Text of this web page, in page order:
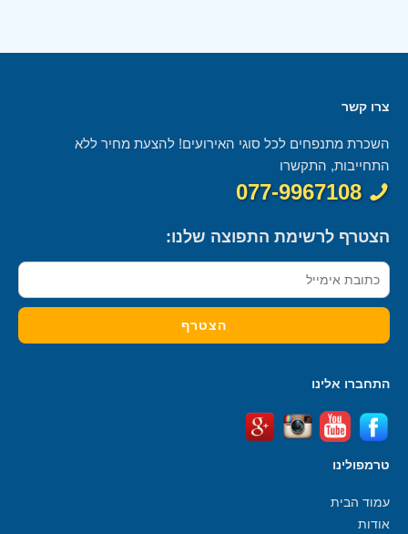
צרו קשר
השכרת מתנפחים לכל סוגי האירועים! להצעת מחיר ללא
התחייבות, התקשרו
077-9967108
הצטרף לרשימת התפוצה שלנו:
התחברו אלינו
טרמפולינו
עמוד הבית
אודות